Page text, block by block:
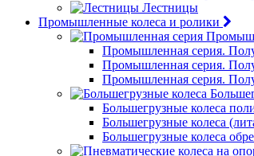
Лестницы
Промышленные колеса и ролики
Промышленная серия.
Промышленная серия.
Промышленная серия.
Большегрузные колеса
Большегрузные колеса
Большегрузные колеса